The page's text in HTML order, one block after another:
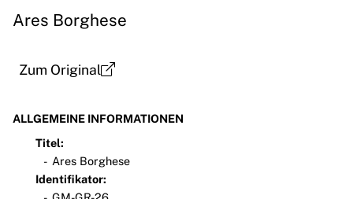
Ares Borghese
Zum Original
ALLGEMEINE INFORMATIONEN
Titel:
Ares Borghese
Identifikator: